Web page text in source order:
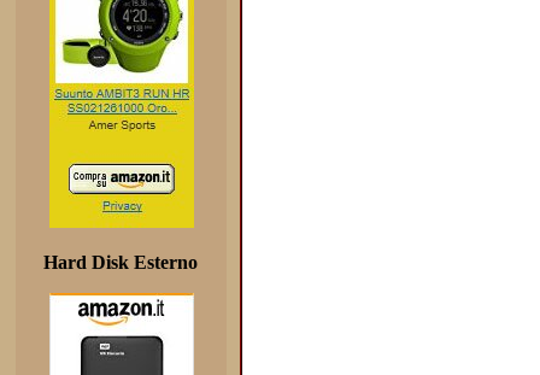
Hard Disk Esterno